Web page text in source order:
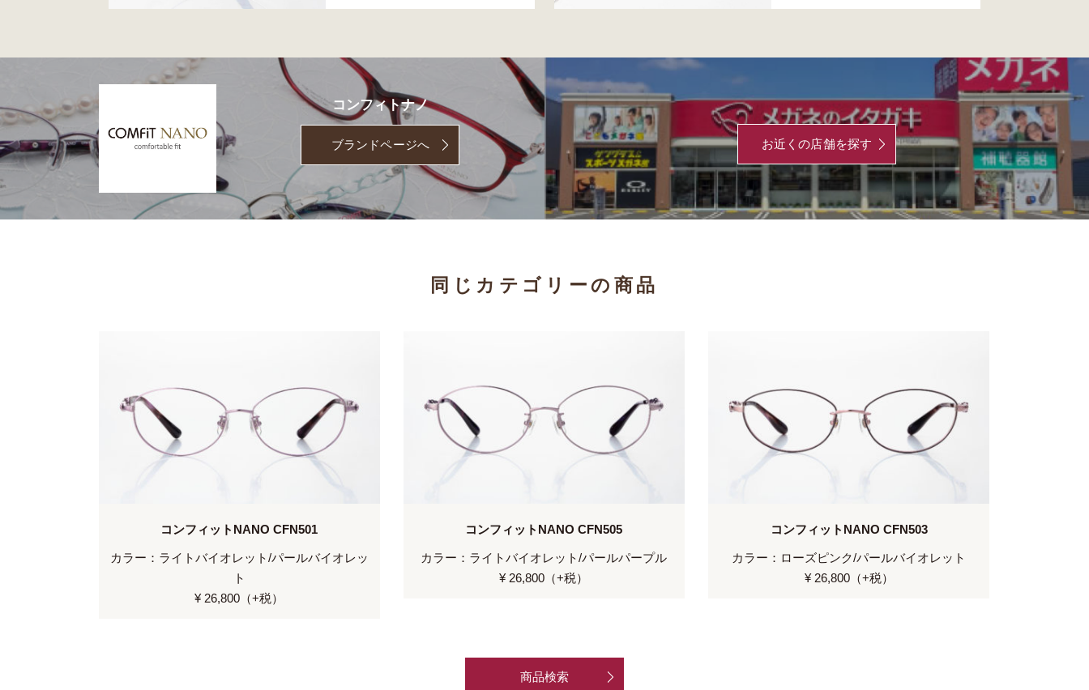
コンフィトナノ
ブランドページへ お近くの店舗を探す
同じカテゴリーの商品
コンフィットNANO CFN501
カラー：ライトバイオレット/パールバイオレッ
ト
¥ 26,800（+税）
コンフィットNANO CFN505
カラー：ライトバイオレット/パールパープル
¥ 26,800（+税）
コンフィットNANO CFN503
カラー：ローズピンク/パールバイオレット
¥ 26,800（+税）
商品検索